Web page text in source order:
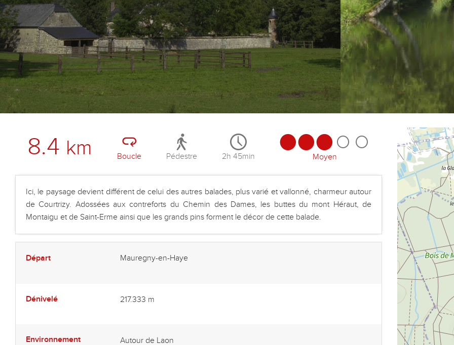
8.4 km Boucle Pédestre 2h 45min Moyen
Ici, le paysage devient différent de celui des autres balades, plus varié et vallonné, charmeur autour
de Courtrizy. Adossées aux contreforts du Chemin des Dames, les buttes du mont Héraut, de
Montaigu et de Saint-Erme ainsi que les grands pins forment le décor de cette balade.
Départ Mauregny-en-Haye
Dénivelé 217.333 m
Environnement Autour de Laon